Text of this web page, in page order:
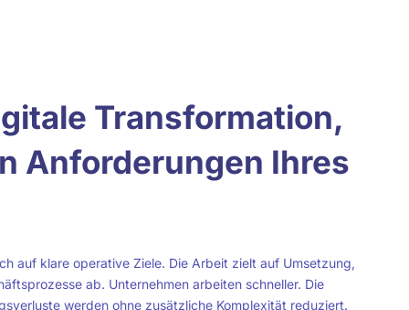
Transformation,
Anforderungen Ihres
auf klare operative Ziele. Die Arbeit zielt auf Umsetzung,
ab. Unternehmen arbeiten schneller. Die
werden ohne zusätzliche Komplexität reduziert.